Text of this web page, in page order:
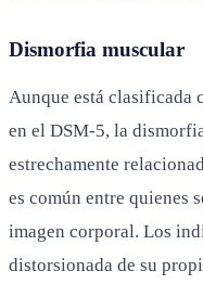
Dismorfia muscular
Aunque está clasificada
en el DSM-5, la
estrechamente
es común entre quienes
imagen corporal. Los
distorsionada de su